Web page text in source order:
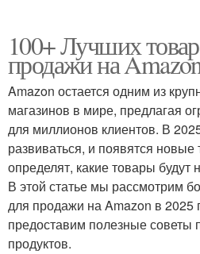
100+ Лучших
продажи на
Amazon остается одним из
магазинов в мире, предлагая
для миллионов клиентов. В
развиваться, и появятся
определят, какие товары
В этой статье мы рассмотрим
для продажи на Amazon в 2025
предоставим полезные
продуктов.